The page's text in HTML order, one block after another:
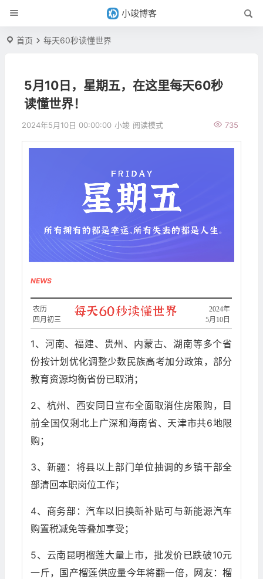
小竣博客
首页 每天60秒读懂世界
5月10日，星期五，在这里每天60秒
读懂世界！
2024年5月10日 00:00:00 小竣 735
阅读模式
NEWS
2024年
5月10日
农历
四月初三
1、河南、福建、贵州、内蒙古、湖南等多个省
份按计划优化调整少数民族高考加分政策，部分
教育资源均衡省份已取消；
2、杭州、西安同日宣布全面取消住房限购，目
前全国仅剩北上广深和海南省、天津市共6地限
购；
3、新疆：将县以上部门单位抽调的乡镇干部全
部清回本职岗位工作；
4、商务部：汽车以旧换新补贴可与新能源汽车
购置税减免等叠加享受；
5、云南昆明榴莲大量上市，批发价已跌破10元
一斤，国产榴莲供应量今年将翻一倍，网友：榴